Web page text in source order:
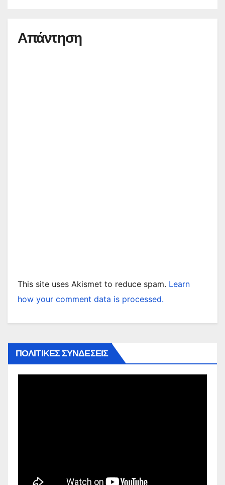
Απάντηση
This site uses Akismet to reduce spam. Learn
how your comment data is processed.
ΠΟΛΙΤΙΚΕΣ ΣΥΝΔΕΣΕΙΣ